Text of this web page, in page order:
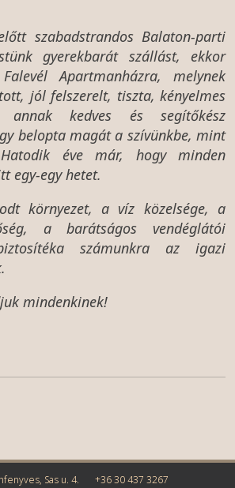
szabadstrandos Balaton-parti
gyerekbarát szállást, ekkor
Apartmanházra, melynek
jól felszerelt, tiszta, kényelmes
annak kedves és segítőkész
belopta magát a szívünkbe, mint
Hatodik éve már, hogy minden
egy-egy hetet.
környezet, a víz közelsége, a
a barátságos vendéglátói
számunkra az igazi
mindenkinek!
Sas u. 4. +36 30 437 3267